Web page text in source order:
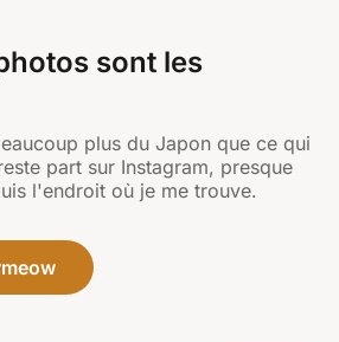
sont les
plus du Japon que ce qui
part sur Instagram, presque
l'endroit où je me trouve.